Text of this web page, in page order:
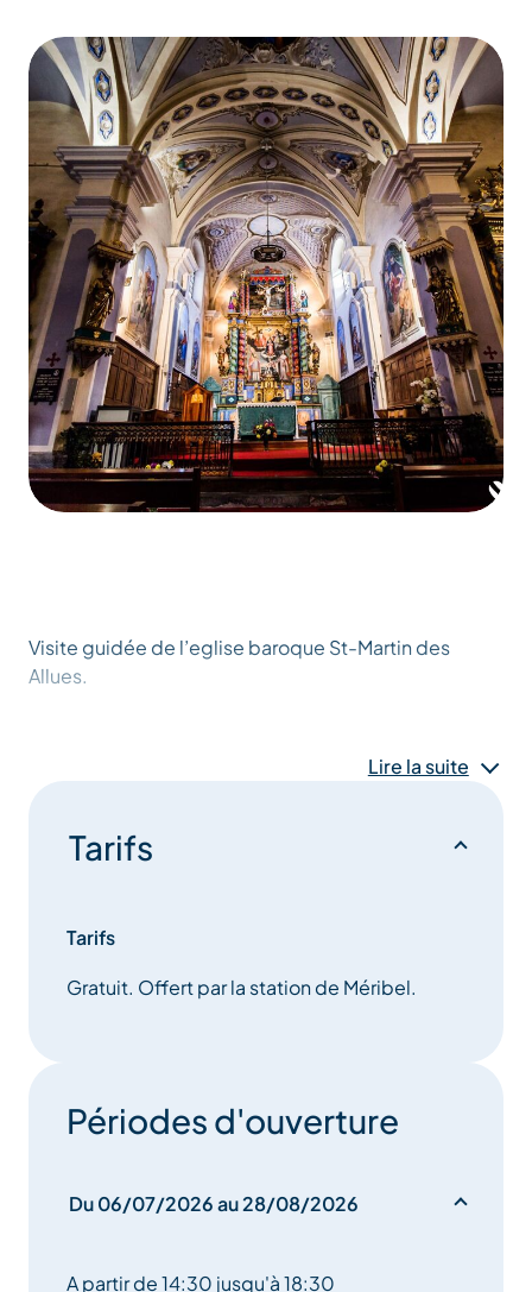
Visite guidée de l’eglise baroque St-Martin des
Allues.
Lire la suite
Tarifs
Tarifs
Gratuit. Offert par la station de Méribel.
Périodes d'ouverture
Du 06/07/2026 au 28/08/2026
A partir de 14:30 jusqu'à 18:30